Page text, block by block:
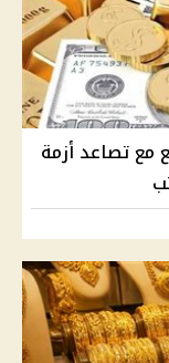
يتراجع مع تصاعد أزمة